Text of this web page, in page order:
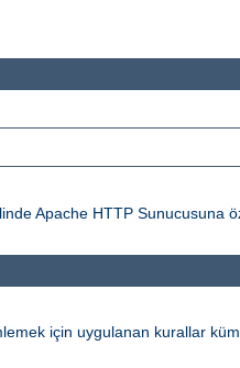
Apache HTTP Sunucusuna
için uygulanan kurallar